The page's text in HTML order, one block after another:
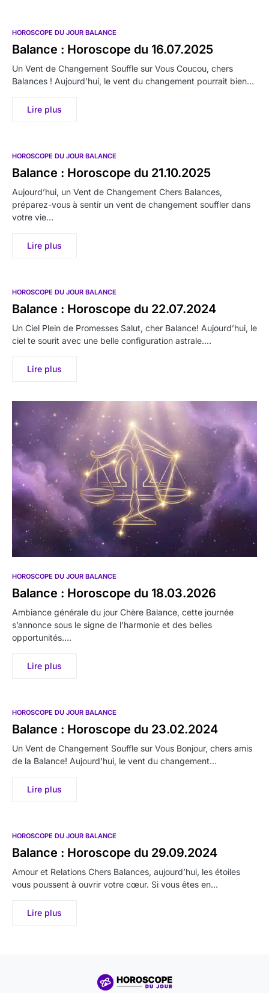
HOROSCOPE DU JOUR BALANCE
Balance : Horoscope du 16.07.2025
Un Vent de Changement Souffle sur Vous Coucou, chers
Balances ! Aujourd’hui, le vent du changement pourrait bien…
Lire plus
HOROSCOPE DU JOUR BALANCE
Balance : Horoscope du 21.10.2025
Aujourd’hui, un Vent de Changement Chers Balances,
préparez-vous à sentir un vent de changement souffler dans
votre vie…
Lire plus
HOROSCOPE DU JOUR BALANCE
Balance : Horoscope du 22.07.2024
Un Ciel Plein de Promesses Salut, cher Balance! Aujourd’hui, le
ciel te sourit avec une belle configuration astrale.…
Lire plus
HOROSCOPE DU JOUR BALANCE
Balance : Horoscope du 18.03.2026
Ambiance générale du jour Chère Balance, cette journée
s’annonce sous le signe de l’harmonie et des belles
opportunités.…
Lire plus
HOROSCOPE DU JOUR BALANCE
Balance : Horoscope du 23.02.2024
Un Vent de Changement Souffle sur Vous Bonjour, chers amis
de la Balance! Aujourd’hui, le vent du changement…
Lire plus
HOROSCOPE DU JOUR BALANCE
Balance : Horoscope du 29.09.2024
Amour et Relations Chers Balances, aujourd’hui, les étoiles
vous poussent à ouvrir votre cœur. Si vous êtes en…
Lire plus